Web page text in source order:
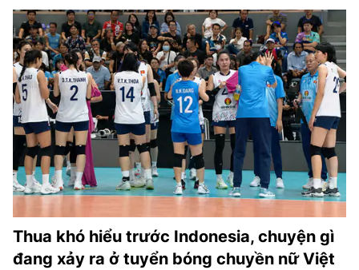
Thua khó hiểu trước Indonesia, chuyện gì
đang xảy ra ở tuyển bóng chuyền nữ Việt